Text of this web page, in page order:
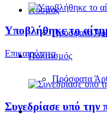
Κόσμος
Πρόσφατα
Πολιτισμός
Πρόσφατα
Υποβλήθηκε το
Επικαιρότητα
Συνεδρίασε υπό